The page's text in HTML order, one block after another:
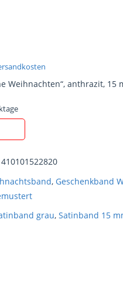
Weihnachten“, anthrazit, 15
410101522820
, Geschenkband
grau, Satinband 15